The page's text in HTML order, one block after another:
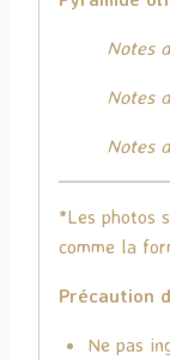
Notes
Notes
Notes
*Les photos
comme la
Précaution
Ne pas